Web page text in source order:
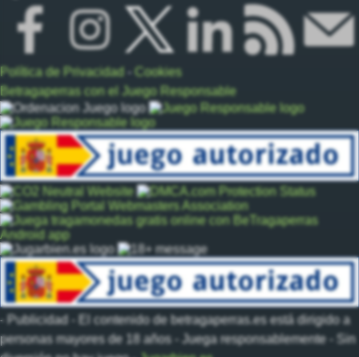
Política de Privacidad
Cookies
Betragaperras con el Juego Responsable
- Publicidad - El contenido de betragaperras.es está dirigido a
personas mayores de 18 años - Juega responsablemente - Sin